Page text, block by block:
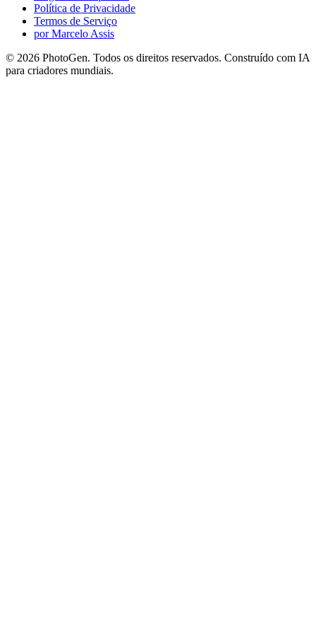
Política de Privacidade
Termos de Serviço
por Marcelo Assis
© 2026 PhotoGen. Todos os direitos reservados. Construído com IA
para criadores mundiais.